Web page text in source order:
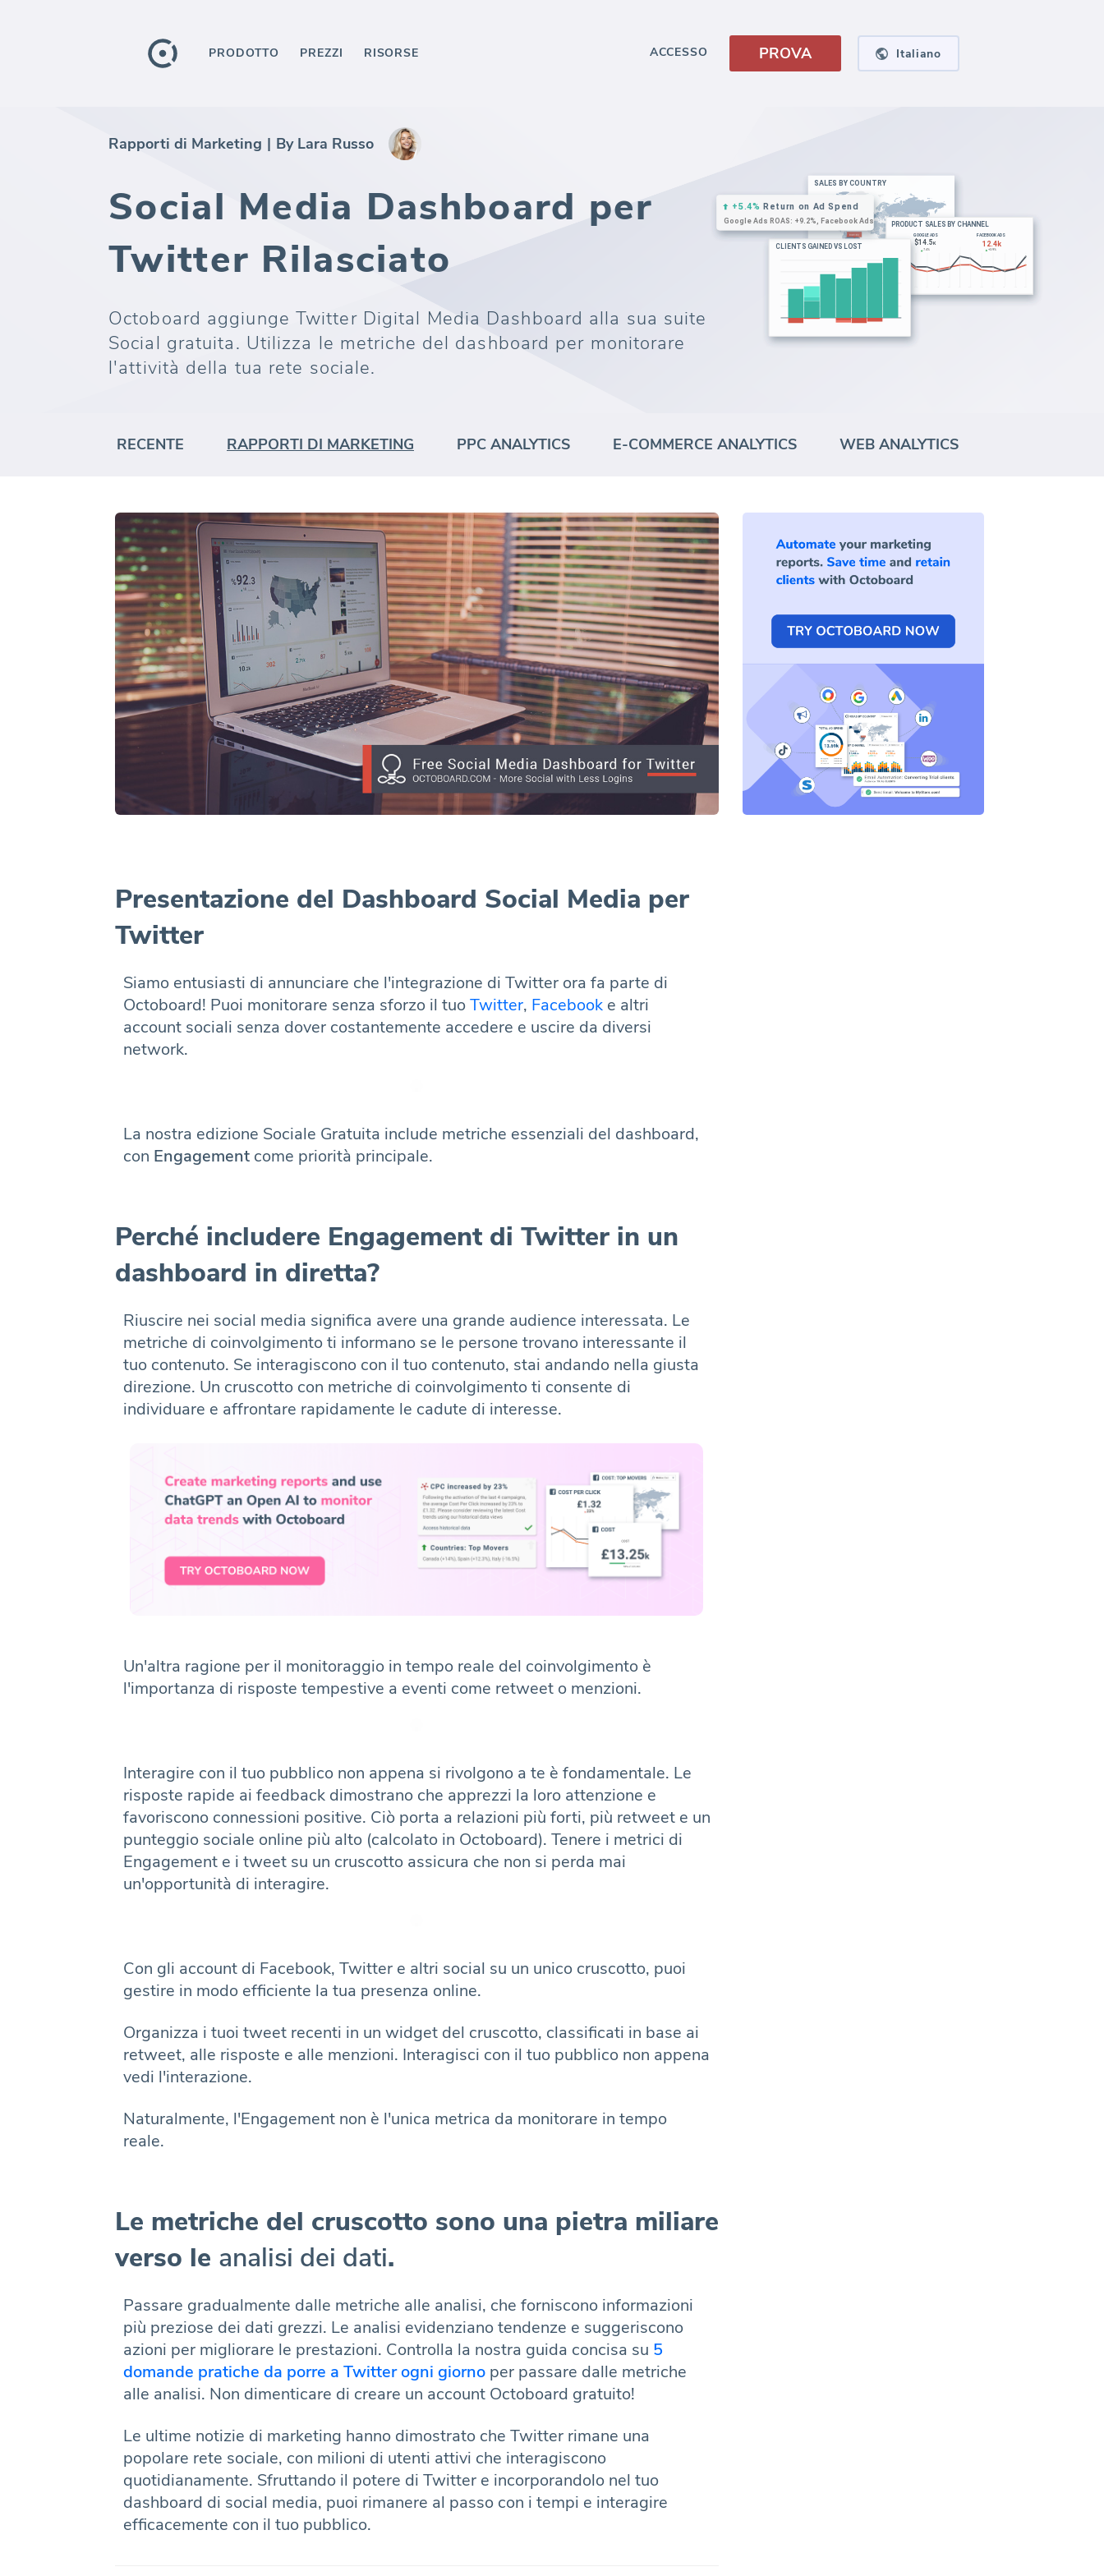
PRODOTTO PREZZI RISORSE ACCESSO PROVA Italiano
Rapporti di Marketing | By Lara Russo
Social Media Dashboard per
Twitter Rilasciato
Octoboard aggiunge Twitter Digital Media Dashboard alla sua suite
Social gratuita. Utilizza le metriche del dashboard per monitorare
l'attività della tua rete sociale.
RECENTE RAPPORTI DI MARKETING PPC ANALYTICS E-COMMERCE ANALYTICS WEB ANALYTICS
Presentazione del Dashboard Social Media per
Twitter
Siamo entusiasti di annunciare che l'integrazione di Twitter ora fa parte di
Octoboard! Puoi monitorare senza sforzo il tuoTwitter, Facebooke altri
account sociali senza dover costantemente accedere e uscire da diversi
network.
La nostra edizione Sociale Gratuita include metriche essenziali del dashboard,
con Engagementcome priorità principale.
Perché includere Engagement di Twitter in un
dashboard in diretta?
Riuscire nei social media significa avere una grande audience interessata. Le
metriche di coinvolgimento ti informano se le persone trovano interessante il
tuo contenuto. Se interagiscono con il tuo contenuto, stai andando nella giusta
direzione. Un cruscotto con metriche di coinvolgimento ti consente di
individuare e affrontare rapidamente le cadute di interesse.
Un'altra ragione per il monitoraggio in tempo reale del coinvolgimento è
l'importanza di risposte tempestive a eventi come retweet o menzioni.
Interagire con il tuo pubblico non appena si rivolgono a te è fondamentale. Le
risposte rapide ai feedback dimostrano che apprezzi la loro attenzione e
favoriscono connessioni positive. Ciò porta a relazioni più forti, più retweet e un
punteggio sociale online più alto (calcolato in Octoboard). Tenere i metrici di
Engagement e i tweet su un cruscotto assicura che non si perda mai
un'opportunità di interagire.
Con gli account di Facebook, Twitter e altri social su un unico cruscotto, puoi
gestire in modo efficiente la tua presenza online.
Organizza i tuoi tweet recenti in un widget del cruscotto, classificati in base ai
retweet, alle risposte e alle menzioni. Interagisci con il tuo pubblico non appena
vedi l'interazione.
Naturalmente, l'Engagement non è l'unica metrica da monitorare in tempo
reale.
Le metriche del cruscotto sono una pietra miliare
verso le analisi dei dati.
Passare gradualmente dalle metriche alle analisi, che forniscono informazioni
più preziose dei dati grezzi. Le analisi evidenziano tendenze e suggeriscono
azioni per migliorare le prestazioni. Controlla la nostra guida concisa su 5
domande pratiche da porre a Twitter ogni giornoper passare dalle metriche
alle analisi. Non dimenticare di creare un account Octoboard gratuito!
Le ultime notizie di marketing hanno dimostrato che Twitter rimane una
popolare rete sociale, con milioni di utenti attivi che interagiscono
quotidianamente. Sfruttando il potere di Twitter e incorporandolo nel tuo
dashboard di social media, puoi rimanere al passo con i tempi e interagire
efficacemente con il tuo pubblico.